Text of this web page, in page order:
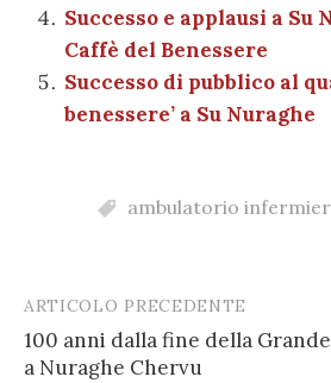
Successo e applausi a Su
Caffè del Benessere
Successo di pubblico al
benessere’ a Su Nuraghe
ambulatorio
Post
navigation
ARTICOLO PRECEDENTE
100 anni dalla fine della
a Nuraghe Chervu